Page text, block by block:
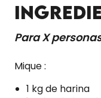
Para X
Mique :
1 kg de harina